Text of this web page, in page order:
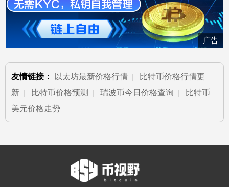
广告
友情链接： 以太坊最新价格行情 | 比特币价格行情更
新 | 比特币价格预测 |瑞波币今日价格查询 | 比特币
美元价格走势